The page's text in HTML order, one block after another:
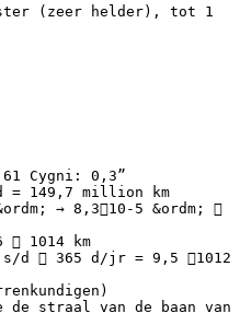
ster (zeer helder), tot 1
Cygni: 0,3”
= 149,7 million km
→ 8,310-5 &ordm; 
 1014 km
s/d  365 d/jr = 9,5 1012
de straal van de baan van